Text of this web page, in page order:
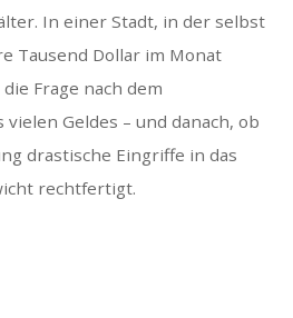
In einer Stadt, in der selbst
Tausend Dollar im Monat
Frage nach dem
Geldes – und danach, ob
drastische Eingriffe in das
rechtfertigt.